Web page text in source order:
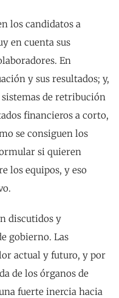
los candidatos a
en cuenta sus
En
y sus resultados; y,
de retribución
financieros a corto,
se consiguen los
si quieren
los equipos, y eso
discutidos y
gobierno. Las
actual y futuro, y por
de los órganos de
fuerte inercia hacia